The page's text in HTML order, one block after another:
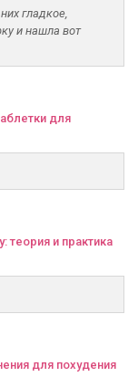
гладкое,
и нашла вот
для
теория и практика
для похудения